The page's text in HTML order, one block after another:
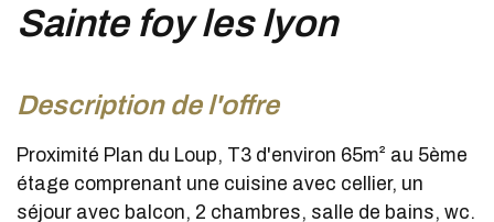
sainte foy les lyon
description de l'offre
Proximité Plan du Loup, T3 d'environ 65m² au 5ème
étage comprenant une cuisine avec cellier, un
séjour avec balcon, 2 chambres, salle de bains, wc.